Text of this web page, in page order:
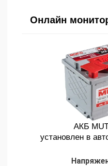
Онлайн
АКБ
установлен в